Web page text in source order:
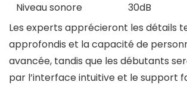
Niveau sonore
30dB
Les experts apprécieront les détails
approfondis et la capacité de
avancée, tandis que les débutants
par l’interface intuitive et le support